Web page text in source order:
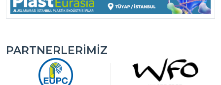
PARTNERLERIMIZ